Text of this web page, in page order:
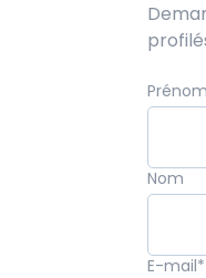
Prénom
Nom
E-mail*